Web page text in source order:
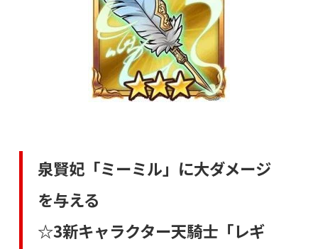
泉賢妃「ミーミル」に大ダメージ
を与える
☆3新キャラクター天騎士「レギ